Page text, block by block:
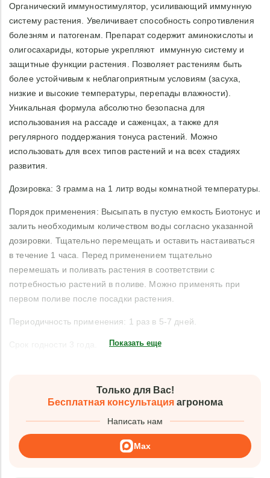
Органический иммуностимулятор, усиливающий иммунную
систему растения. Увеличивает способность сопротивления
болезням и патогенам. Препарат содержит аминокислоты и
олигосахариды, которые укрепляют иммунную систему и
защитные функции растения. Позволяет растениям быть
более устойчивым к неблагоприятным условиям (засуха,
низкие и высокие температуры, перепады влажности).
Уникальная формула абсолютно безопасна для
использования на рассаде и саженцах, а также для
регулярного поддержания тонуса растений. Можно
использовать для всех типов растений и на всех стадиях
развития.
Дозировка: 3 грамма на 1 литр воды комнатной температуры.
Порядок применения: Высыпать в пустую емкость Биотонус и
залить необходимым количеством воды согласно указанной
дозировки. Тщательно перемещать и оставить настаиваться
в течение 1 часа. Перед применением тщательно
перемешать и поливать растения в соответствии с
потребностью растений в поливе. Можно применять при
первом поливе после посадки растения.
Периодичность применения: 1 раз в 5-7 дней.
Показать еще
Только для Вас!
Бесплатная консультацияагронома
Написать нам
Max